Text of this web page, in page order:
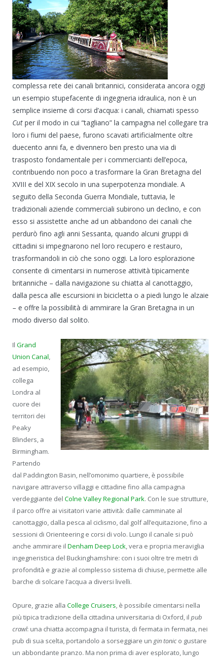
complessa rete dei canali britannici, considerata ancora oggi
un esempio stupefacente di ingegneria idraulica, non è un
semplice insieme di corsi d’acqua: i canali, chiamati spesso
Cut per il modo in cui “tagliano” la campagna nel collegare tra
loro i fiumi del paese, furono scavati artificialmente oltre
duecento anni fa, e divennero ben presto una via di
trasposto fondamentale per i commercianti dell’epoca,
contribuendo non poco a trasformare la Gran Bretagna del
XVIII e del XIX secolo in una superpotenza mondiale. A
seguito della Seconda Guerra Mondiale, tuttavia, le
tradizionali aziende commerciali subirono un declino, e con
esso si assistette anche ad un abbandono dei canali che
perdurò fino agli anni Sessanta, quando alcuni gruppi di
cittadini si impegnarono nel loro recupero e restauro,
trasformandoli in ciò che sono oggi. La loro esplorazione
consente di cimentarsi in numerose attività tipicamente
britanniche – dalla navigazione su chiatta al canottaggio,
dalla pesca alle escursioni in bicicletta o a piedi lungo le alzaie
– e offre la possibilità di ammirare la Gran Bretagna in un
modo diverso dal solito.
Il Grand
Union Canal,
ad esempio,
collega
Londra al
cuore dei
territori dei
Peaky
Blinders, a
Birmingham.
Partendo
dal Paddington Basin, nell’omonimo quartiere, è possibile
navigare attraverso villaggi e cittadine fino alla campagna
verdeggiante del Colne Valley Regional Park. Con le sue strutture,
il parco offre ai visitatori varie attività: dalle camminate al
canottaggio, dalla pesca al ciclismo, dal golf all’equitazione, fino a
sessioni di Orienteering e corsi di volo. Lungo il canale si può
anche ammirare il Denham Deep Lock, vera e propria meraviglia
ingegneristica del Buckinghamshire: con i suoi oltre tre metri di
profondità e grazie al complesso sistema di chiuse, permette alle
barche di solcare l’acqua a diversi livelli.
Opure, grazie alla College Cruisers, è possibile cimentarsi nella
più tipica tradizione della cittadina universitaria di Oxford, il pub
crawl: una chiatta accompagna il turista, di fermata in fermata, nei
pub di sua scelta, portandolo a sorseggiare un gin tonic o gustare
un abbondante pranzo. Ma non prima di aver esplorato, lungo